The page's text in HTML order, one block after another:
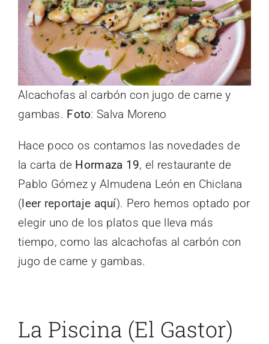
Alcachofas al carbón con jugo de carne y
gambas. Foto: Salva Moreno
Hace poco os contamos las novedades de
la carta de Hormaza 19, el restaurante de
Pablo Gómez y Almudena León en Chiclana
(leer reportaje aquí). Pero hemos optado por
elegir uno de los platos que lleva más
tiempo, como las alcachofas al carbón con
jugo de carne y gambas.
La Piscina (El Gastor)